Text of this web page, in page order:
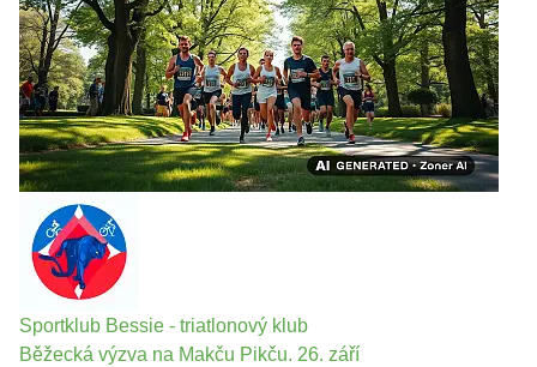
Sportklub Bessie - triatlonový klub
Běžecká výzva na Makču Pikču. 26. září